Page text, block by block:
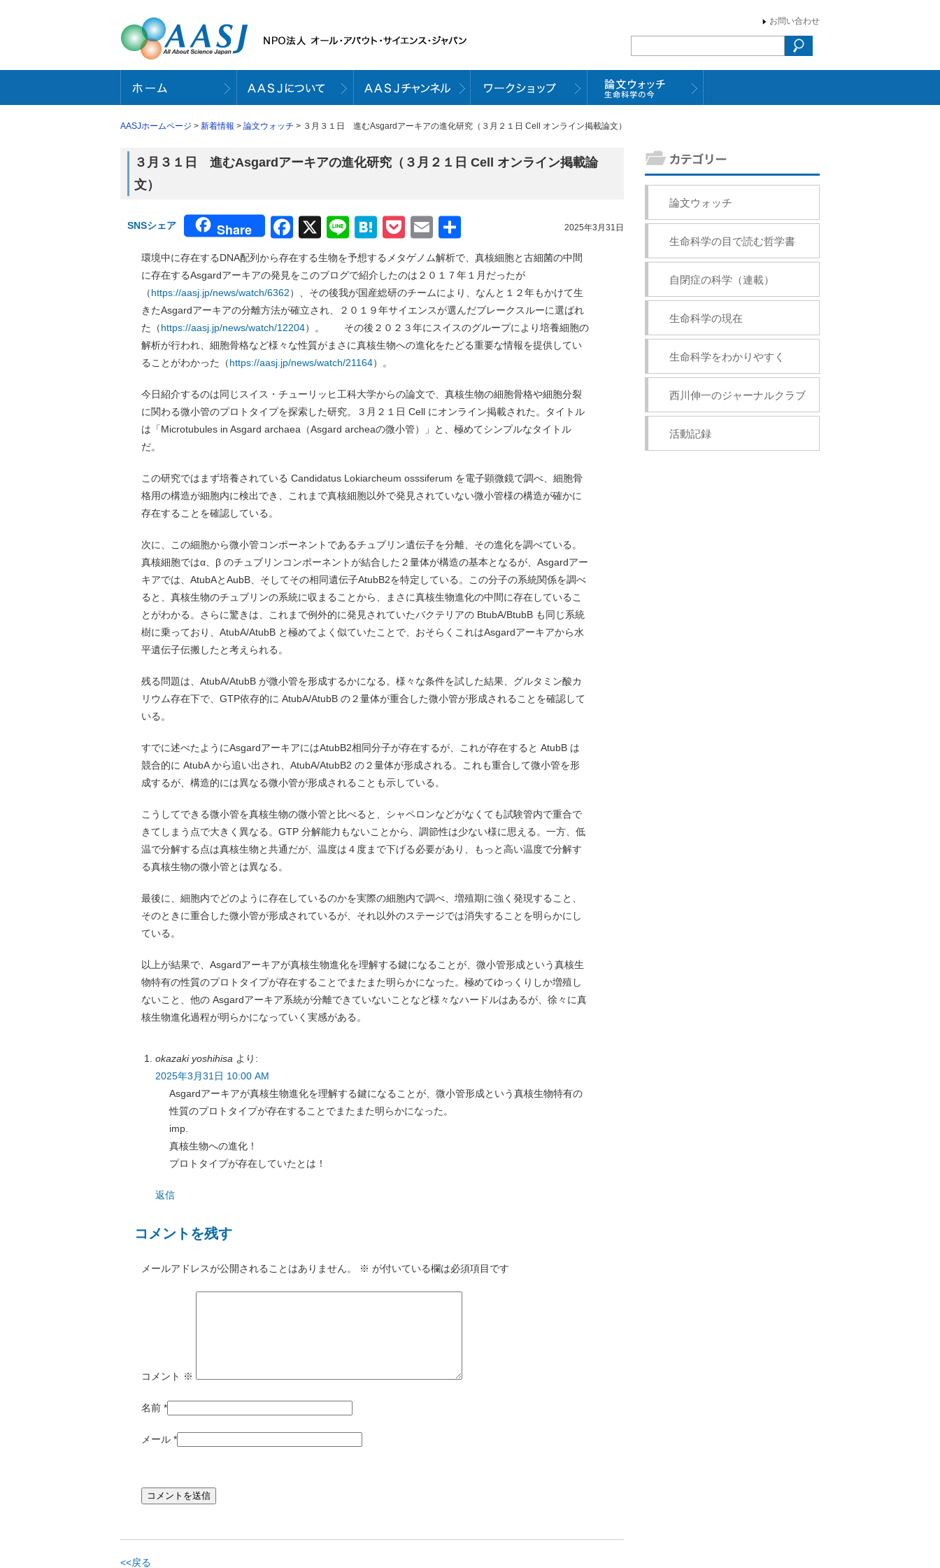
お問い合わせ
AASJホームページ > 新着情報 > 論文ウォッチ > ３月３１日 進むAsgardアーキアの進化研究（３月２１日 Cell オンライン掲載論文）
３月３１日 進むAsgardアーキアの進化研究（３月２１日 Cell オンライン掲載論
文）
2025年3月31日
SNSシェア Share Facebook
X LineHatena
Pocket
Email
有
環境中に存在するDNA配列から存在する生物を予想するメタゲノム解析で、真核細胞と古細菌の中間
に存在するAsgardアーキアの発見をこのブログで紹介したのは２０１７年１月だったが
（https://aasj.jp/news/watch/6362）、その後我が国産総研のチームにより、なんと１２年もかけて生
きたAsgardアーキアの分離方法が確立され、２０１９年サイエンスが選んだブレークスルーに選ばれ
た（https://aasj.jp/news/watch/12204）。 その後２０２３年にスイスのグループにより培養細胞の
解析が行われ、細胞骨格など様々な性質がまさに真核生物への進化をたどる重要な情報を提供してい
ることがわかった（https://aasj.jp/news/watch/21164）。
今日紹介するのは同じスイス・チューリッヒ工科大学からの論文で、真核生物の細胞骨格や細胞分裂
に関わる微小管のプロトタイプを探索した研究。３月２１日 Cell にオンライン掲載された。タイトル
は「Microtubules in Asgard archaea（Asgard archeaの微小管）」と、極めてシンプルなタイトル
だ。
この研究ではまず培養されている Candidatus Lokiarcheum osssiferum を電子顕微鏡で調べ、細胞骨
格用の構造が細胞内に検出でき、これまで真核細胞以外で発見されていない微小管様の構造が確かに
存在することを確認している。
次に、この細胞から微小管コンポーネントであるチュブリン遺伝子を分離、その進化を調べている。
真核細胞ではα、β のチュブリンコンポーネントが結合した２量体が構造の基本となるが、Asgardアー
キアでは、AtubAとAubB、そしてその相同遺伝子AtubB2を特定している。この分子の系統関係を調べ
ると、真核生物のチュブリンの系統に収まることから、まさに真核生物進化の中間に存在しているこ
とがわかる。さらに驚きは、これまで例外的に発見されていたバクテリアの BtubA/BtubB も同じ系統
樹に乗っており、AtubA/AtubB と極めてよく似ていたことで、おそらくこれはAsgardアーキアから水
平遺伝子伝搬したと考えられる。
残る問題は、AtubA/AtubB が微小管を形成するかになる。様々な条件を試した結果、グルタミン酸カ
リウム存在下で、GTP依存的に AtubA/AtubB の２量体が重合した微小管が形成されることを確認して
いる。
すでに述べたようにAsgardアーキアにはAtubB2相同分子が存在するが、これが存在すると AtubB は
競合的に AtubA から追い出され、AtubA/AtubB2 の２量体が形成される。これも重合して微小管を形
成するが、構造的には異なる微小管が形成されることも示している。
こうしてできる微小管を真核生物の微小管と比べると、シャペロンなどがなくても試験管内で重合で
きてしまう点で大きく異なる。GTP 分解能力もないことから、調節性は少ない様に思える。一方、低
温で分解する点は真核生物と共通だが、温度は４度まで下げる必要があり、もっと高い温度で分解す
る真核生物の微小管とは異なる。
最後に、細胞内でどのように存在しているのかを実際の細胞内で調べ、増殖期に強く発現すること、
そのときに重合した微小管が形成されているが、それ以外のステージでは消失することを明らかにし
ている。
以上が結果で、Asgardアーキアが真核生物進化を理解する鍵になることが、微小管形成という真核生
物特有の性質のプロトタイプが存在することでまたまた明らかになった。極めてゆっくりしか増殖し
ないこと、他の Asgardアーキア系統が分離できていないことなど様々なハードルはあるが、徐々に真
核生物進化過程が明らかになっていく実感がある。
okazaki yoshihisa より:
2025年3月31日 10:00 AM
Asgardアーキアが真核生物進化を理解する鍵になることが、微小管形成という真核生物特有の
性質のプロトタイプが存在することでまたまた明らかになった。
imp.
真核生物への進化！
プロトタイプが存在していたとは！
返信
コメントを残す
メールアドレスが公開されることはありません。 ※ が付いている欄は必須項目です
コメント ※
名前 *
メール *
<<戻る
論文ウォッチ
生命科学の目で読む哲学書
自閉症の科学（連載）
生命科学の現在
生命科学をわかりやすく
西川伸一のジャーナルクラブ
活動記録